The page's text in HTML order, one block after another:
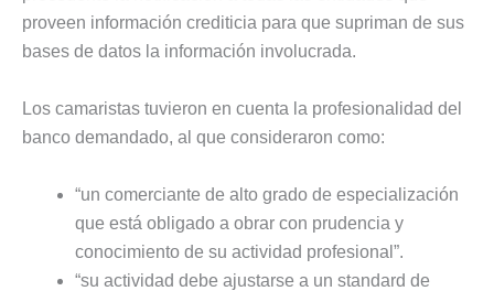
proveen información crediticia para que supriman de sus
bases de datos la información involucrada.
Los camaristas tuvieron en cuenta la profesionalidad del
banco demandado, al que consideraron como:
“un comerciante de alto grado de especialización
que está obligado a obrar con prudencia y
conocimiento de su actividad profesional”.
“su actividad debe ajustarse a un standard de